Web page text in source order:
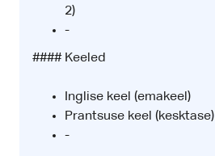
2)
-
#### Keeled
Inglise keel (emakeel)
Prantsuse keel (kesktase)
-